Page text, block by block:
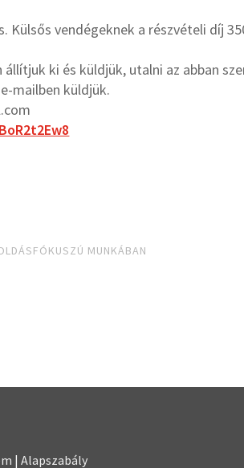
Külsős vendégeknek a részvételi díj
ki és küldjük, utalni az abban
mailben küldjük.
MUNKÁBAN
|Alapszabály